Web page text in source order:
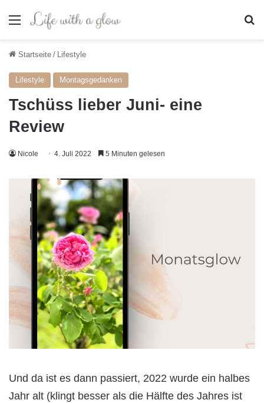
Menü
Startseite / Lifestyle
Lifestyle Montagsgedanken
Tschüss lieber Juni- eine
Review
Nicole 4. Juli 2022 5 Minuten gelesen
Und da ist es dann passiert, 2022 wurde ein halbes
Jahr alt (klingt besser als die Hälfte des Jahres ist